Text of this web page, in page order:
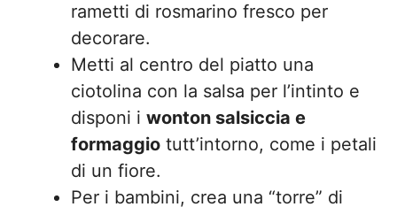
rametti di rosmarino fresco per
decorare.
Metti al centro del piatto una
ciotolina con la salsa per l’intinto e
disponi i wonton salsiccia e
formaggio tutt’intorno, come i petali
di un fiore.
Per i bambini, crea una “torre” di